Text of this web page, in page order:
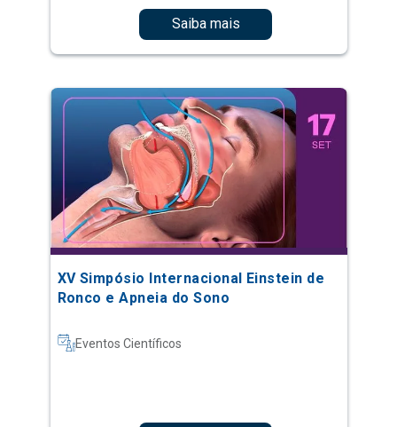
Saiba mais
XV Simpósio Internacional Einstein de
Ronco e Apneia do Sono
Eventos Científicos